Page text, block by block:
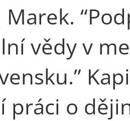
Marek.
vědy v
práci o